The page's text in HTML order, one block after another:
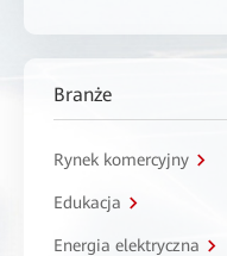
Branże
Rynek komercyjny
Edukacja
Energia elektryczna